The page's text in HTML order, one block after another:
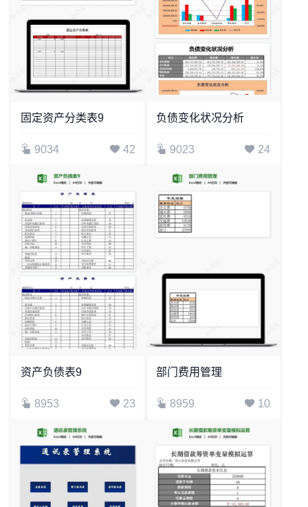
固定资产分类表9
9034 42
负债变化状况分析
9023 24
资产负债表9
8953 23
部门费用管理
8959 10